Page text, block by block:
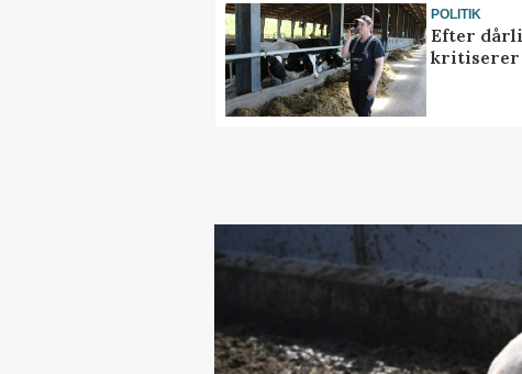
POLITIK
Efter
kritiserer